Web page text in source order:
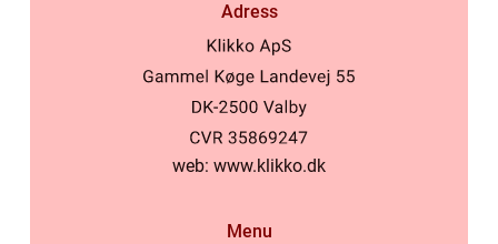
Adress
web: www.klikko.dk
Menu